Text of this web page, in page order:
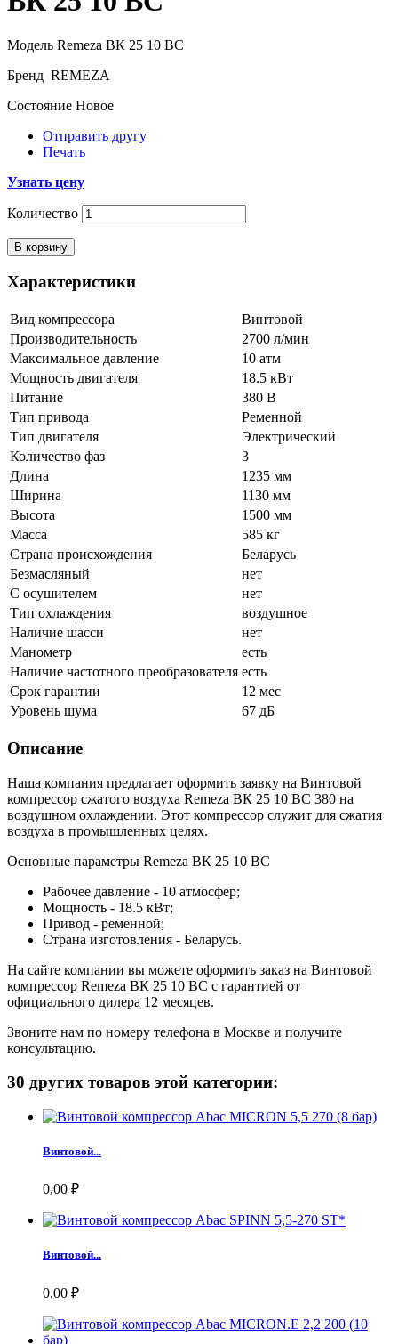
Модель Remeza ВК 25 10 ВС
Бренд REMEZA
Состояние Новое
Отправить другу
Печать
Узнать цену
Количество
В корзину
Характеристики
Вид компрессора
Винтовой
Производительность
2700 л/мин
Максимальное давление
10 атм
Мощность двигателя
18.5 кВт
Питание
380 В
Тип привода
Ременной
Тип двигателя
Электрический
Количество фаз
3
Длина
1235 мм
Ширина
1130 мм
Высота
1500 мм
Масса
585 кг
Страна происхождения
Беларусь
Безмасляный
нет
С осушителем
нет
Тип охлаждения
воздушное
Наличие шасси
нет
Манометр
есть
Наличие частотного преобразователя есть
Срок гарантии
12 мес
Уровень шума
67 дБ
Описание
Наша компания предлагает оформить заявку на Винтовой
компрессор сжатого воздуха Remeza ВК 25 10 ВС 380 на
воздушном охлаждении. Этот компрессор служит для сжатия
воздуха в промышленных целях.
Основные параметры Remeza ВК 25 10 ВС
Рабочее давление - 10 атмосфер;
Мощность - 18.5 кВт;
Привод - ременной;
Страна изготовления - Беларусь.
На сайте компании вы можете оформить заказ на Винтовой
компрессор Remeza ВК 25 10 ВС с гарантией от
официального дилера 12 месяцев.
Звоните нам по номеру телефона в Москве и получите
консультацию.
30 других товаров этой категории:
Винтовой...
0,00 ₽
Винтовой...
0,00 ₽